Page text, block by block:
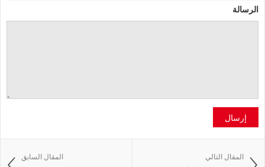
الرسالة
إرسال
المقال السابق المقال التالي